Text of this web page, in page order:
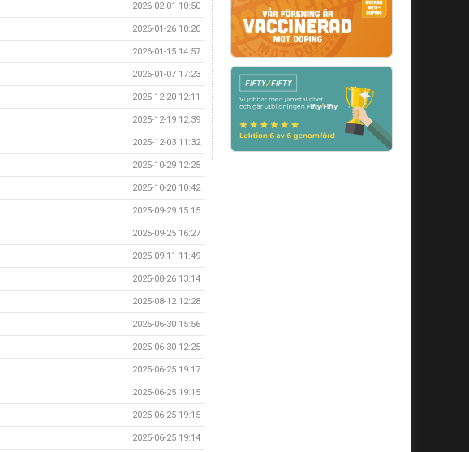
2026-02-01 10:50
2026-01-26 10:20
2026-01-15 14:57
2026-01-07 17:23
2025-12-20 12:11
2025-12-19 12:39
2025-12-03 11:32
2025-10-29 12:25
2025-10-20 10:42
2025-09-29 15:15
2025-09-25 16:27
2025-09-11 11:49
2025-08-26 13:14
2025-08-12 12:28
2025-06-30 15:56
2025-06-30 12:25
2025-06-25 19:17
2025-06-25 19:15
2025-06-25 19:15
2025-06-25 19:14